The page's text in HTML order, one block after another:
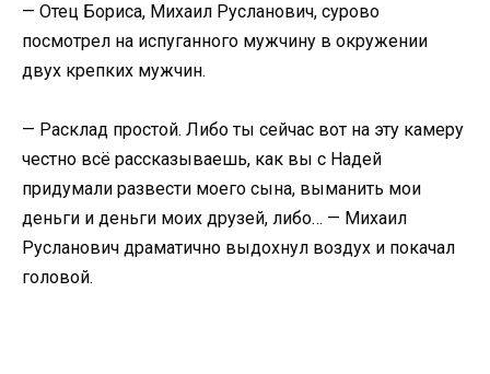
— Отец Бориса, Михаил Русланович, сурово
посмотрел на испуганного мужчину в окружении
двух крепких мужчин.​
​— Расклад простой. Либо ты сейчас вот на эту камеру
честно всё рассказываешь, как вы с Надей
придумали развести моего сына, выманить мои
деньги и деньги моих друзей, либо… — Михаил
Русланович драматично выдохнул воздух и покачал
головой.​